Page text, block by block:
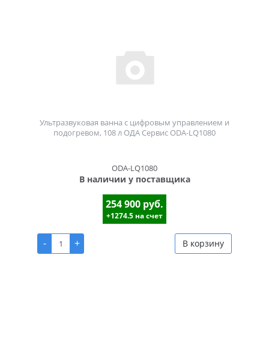
Ультразвуковая ванна с цифровым управлением и
подогревом, 108 л ОДА Сервис ODA-LQ1080
ODA-LQ1080
В наличии у поставщика
254 900 руб.
+1274.5 на счет
- + В корзину